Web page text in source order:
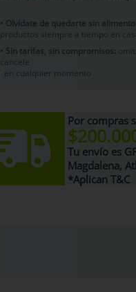
• Olvídate de quedarte sin alimento
productos siempre a tiempo en
• Sin tarifas, sin compromisos:
cancele
en cualquier momento
Por compras
Tu envío es
Magdalena,
*Aplican T&C